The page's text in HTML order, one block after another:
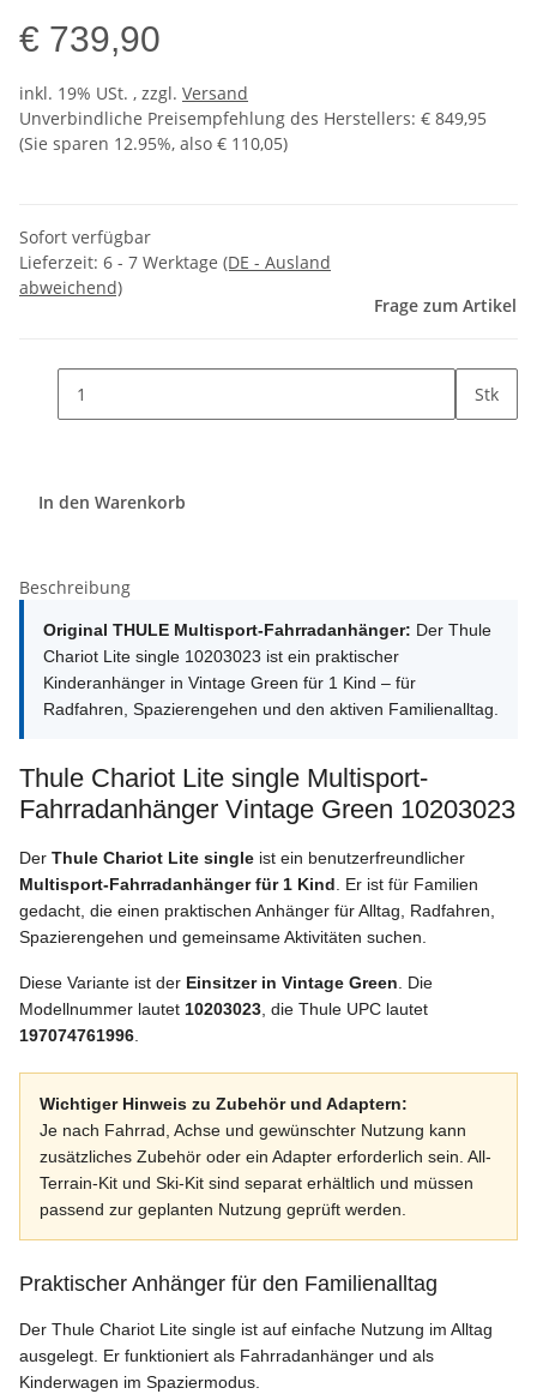
€ 739,90
inkl. 19% USt. , zzgl. Versand
Unverbindliche Preisempfehlung des Herstellers: € 849,95
(Sie sparen 12.95%, also € 110,05)
Sofort verfügbar
Lieferzeit: 6 - 7 Werktage (DE - Ausland
abweichend)
Frage zum Artikel
Stk
In den Warenkorb
Beschreibung
Original THULE Multisport-Fahrradanhänger: Der Thule
Chariot Lite single 10203023 ist ein praktischer
Kinderanhänger in Vintage Green für 1 Kind – für
Radfahren, Spazierengehen und den aktiven Familienalltag.
Thule Chariot Lite single Multisport-
Fahrradanhänger Vintage Green 10203023
Der Thule Chariot Lite single ist ein benutzerfreundlicher
Multisport-Fahrradanhänger für 1 Kind . Er ist für Familien
gedacht, die einen praktischen Anhänger für Alltag, Radfahren,
Spazierengehen und gemeinsame Aktivitäten suchen.
Diese Variante ist der Einsitzer in Vintage Green . Die
Modellnummer lautet 10203023 , die Thule UPC lautet
197074761996
Wichtiger Hinweis zu Zubehör und Adaptern:
Je nach Fahrrad, Achse und gewünschter Nutzung kann
zusätzliches Zubehör oder ein Adapter erforderlich sein. All-
Terrain-Kit und Ski-Kit sind separat erhältlich und müssen
passend zur geplanten Nutzung geprüft werden.
Praktischer Anhänger für den Familienalltag
Der Thule Chariot Lite single ist auf einfache Nutzung im Alltag
ausgelegt. Er funktioniert als Fahrradanhänger und als
Kinderwagen im Spaziermodus.